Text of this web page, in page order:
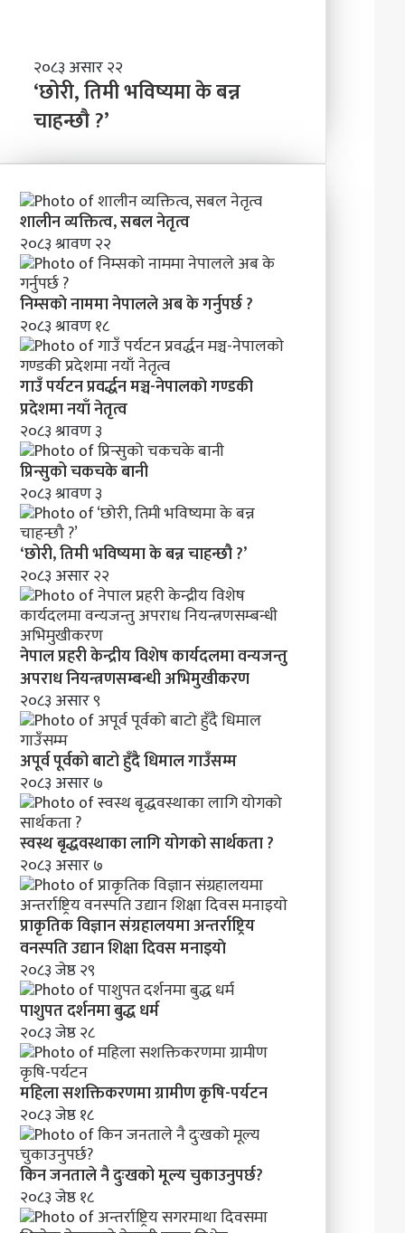
दे
श
मा
न
ने
त्व
‘
छो
री
,
मी
वि
ष्य
मा
के
ब
न्न
चा
ह
न्छौ
?
’
२०८३ असार २२
‘छोरी, तिमी भविष्यमा के बन्न
चाहन्छौ ?’
शालीन व्यक्तित्व, सबल नेतृत्व
२०८३ श्रावण २२
निम्सकाे नाममा नेपालले अब के गर्नुपर्छ ?
२०८३ श्रावण १८
गाउँ पर्यटन प्रवर्द्धन मञ्च-नेपालकाे गण्डकी
प्रदेशमा नयाँ नेतृत्व
२०८३ श्रावण ३
प्रिन्सुको चकचके बानी
२०८३ श्रावण ३
‘छोरी, तिमी भविष्यमा के बन्न चाहन्छौ ?’
२०८३ असार २२
नेपाल प्रहरी केन्द्रीय विशेष कार्यदलमा वन्यजन्तु
अपराध नियन्त्रणसम्बन्धी अभिमुखीकरण
२०८३ असार ९
अपूर्व पूर्वको बाटो हुँदै धिमाल गाउँसम्म
२०८३ असार ७
स्वस्थ बृद्धवस्थाका लागि योगको सार्थकता ?
२०८३ असार ७
प्राकृतिक विज्ञान संग्रहालयमा अन्तर्राष्ट्रिय
वनस्पति उद्यान शिक्षा दिवस मनाइयाे
२०८३ जेष्ठ २९
पाशुपत दर्शनमा बुद्ध धर्म​
२०८३ जेष्ठ २८
महिला सशक्तिकरणमा ग्रामीण कृषि-पर्यटन
२०८३ जेष्ठ १८
किन जनताले नै दुःखको मूल्य चुकाउनुपर्छ?
२०८३ जेष्ठ १८